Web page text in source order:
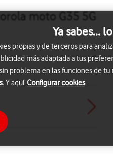
moto G35 5G
Ya sabes...
propias y de terceros para
más adaptada a tus
problema en las funciones de
Y aquí Configurar cookies